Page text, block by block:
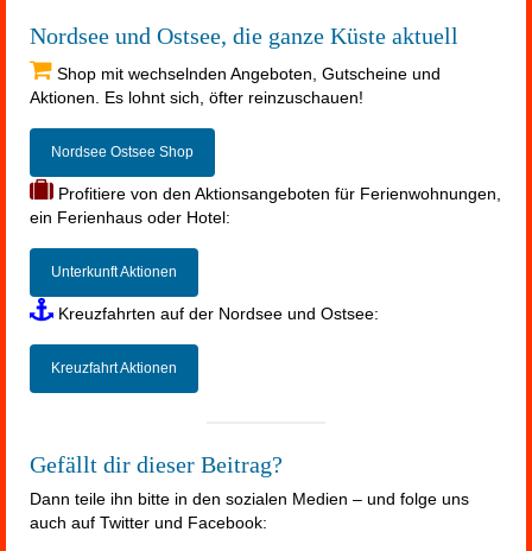
Nordsee und Ostsee, die ganze Küste aktuell
Shop mit wechselnden Angeboten, Gutscheine und
Aktionen. Es lohnt sich, öfter reinzuschauen!
Nordsee Ostsee Shop
Profitiere von den Aktionsangeboten für Ferienwohnungen,
ein Ferienhaus oder Hotel:
Unterkunft Aktionen
Kreuzfahrten auf der Nordsee und Ostsee:
Kreuzfahrt Aktionen
Gefällt dir dieser Beitrag?
Dann teile ihn bitte in den sozialen Medien – und folge uns
auch auf Twitter und Facebook: